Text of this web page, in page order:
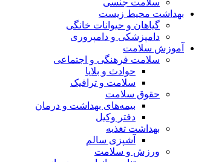
سلامت جنسی
بهداشت محیط زیست
گیاهان و حیوانات خانگی
دامپزشکی و دامپروری
آموزش سلامت
سلامت فرهنگی و اجتماعی
حوادث و بلایا
سلامت و ترافیک
حقوق سلامت
بیمه‌های بهداشت و درمان
دفتر وکیل
بهداشت تغذیه
آشپزی سالم
ورزش و سلامت